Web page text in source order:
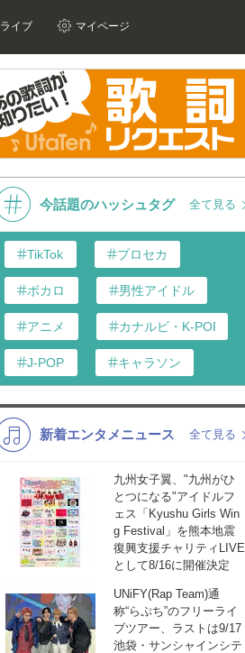
ライブ マイページ
今話題のハッシュタグ 全て見る
TikTok プロセカ
ボカロ 男性アイドル
アニメ カナルビ・K-POP和訳
J-POP キャラソン
K-POP 演歌・歌謡
洋楽
VTuber ディズニー
新着エンタメニュース 全て見る
九州女子翼、"九州がひ
とつになる"アイドルフ
ェス「Kyushu Girls Win
g Festival」を熊本地震
復興支援チャリティLIVE
として8/16に開催決定
UNiFY(Rap Team)通
称“らぷち”のフリーライ
ブツアー、ラストは9/17
池袋・サンシャインシテ